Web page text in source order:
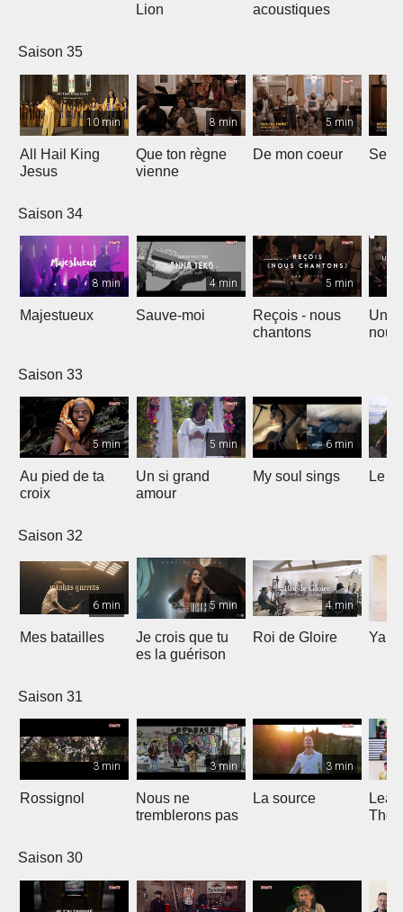
Lion
acoustiques
Saison 35
10 min
All Hail King
Jesus
8 min
Que ton règne
vienne
5 min
De mon coeur
Saison 34
8 min
Majestueux
4 min
Sauve-moi
5 min
Reçois - nous
chantons
Un
Saison 33
5 min
Au pied de ta
croix
5 min
Un si grand
amour
6 min
My soul sings Le
Saison 32
6 min
Mes batailles
5 min
Je crois que tu
es la guérison
4 min
Roi de Gloire
Saison 31
3 min
Rossignol
3 min
Nous ne
tremblerons pas
3 min
La source
The
Saison 30